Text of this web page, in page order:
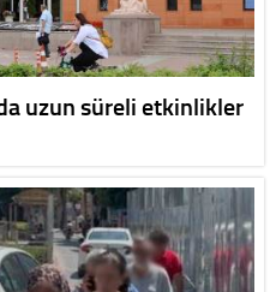
uzun süreli etkinlikler